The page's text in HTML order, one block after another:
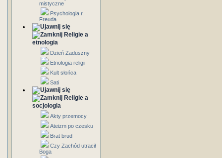
mistyczne
Psychologia r.
Freuda
Religie a
etnologia
Dzień Zaduszny
Etnologia religii
Kult słońca
Sati
Religie a
socjologia
Akty przemocy
Ateizm po czesku
Brat brud
Czy Zachód utracił
Boga